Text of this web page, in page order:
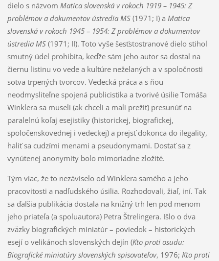
dielo s názvom Matica slovenská v rokoch 1919 – 1945: Z
problémov a dokumentov ústredia MS (1971; I) a Matica
slovenská v rokoch 1945 – 1954: Z problémov a dokumentov
ústredia MS (1971; II). Toto vyše šesťstostranové dielo stihol
smutný údel prohibita, keďže sám jeho autor sa dostal na
čiernu listinu vo vede a kultúre neželaných a v spoločnosti
sotva trpených tvorcov. Vedecká práca a s ňou
neodmysliteľne spojená publicistika a tvorivé úsilie Tomáša
Winklera sa museli (ak chceli a mali prežiť) presunúť na
paralelnú koľaj esejistiky (historickej, biografickej,
spoločenskovednej i vedeckej) a prejsť dokonca do ilegality,
haliť sa cudzími menami a pseudonymami. Dostať sa z
vynútenej anonymity bolo mimoriadne zložité.
Tým viac, že to nezáviselo od Winklera samého a jeho
pracovitosti a nadľudského úsilia. Rozhodovali, žiaľ, iní. Tak
sa ďalšia publikácia dostala na knižný trh len pod menom
jeho priateľa (a spoluautora) Petra Štrelingera. Išlo o dva
zväzky biografických miniatúr – poviedok – historických
esejí o velikánoch slovenských dejín (Kto proti osudu:
Biografické miniatúry slovenských spisovateľov, 1976; Kto proti